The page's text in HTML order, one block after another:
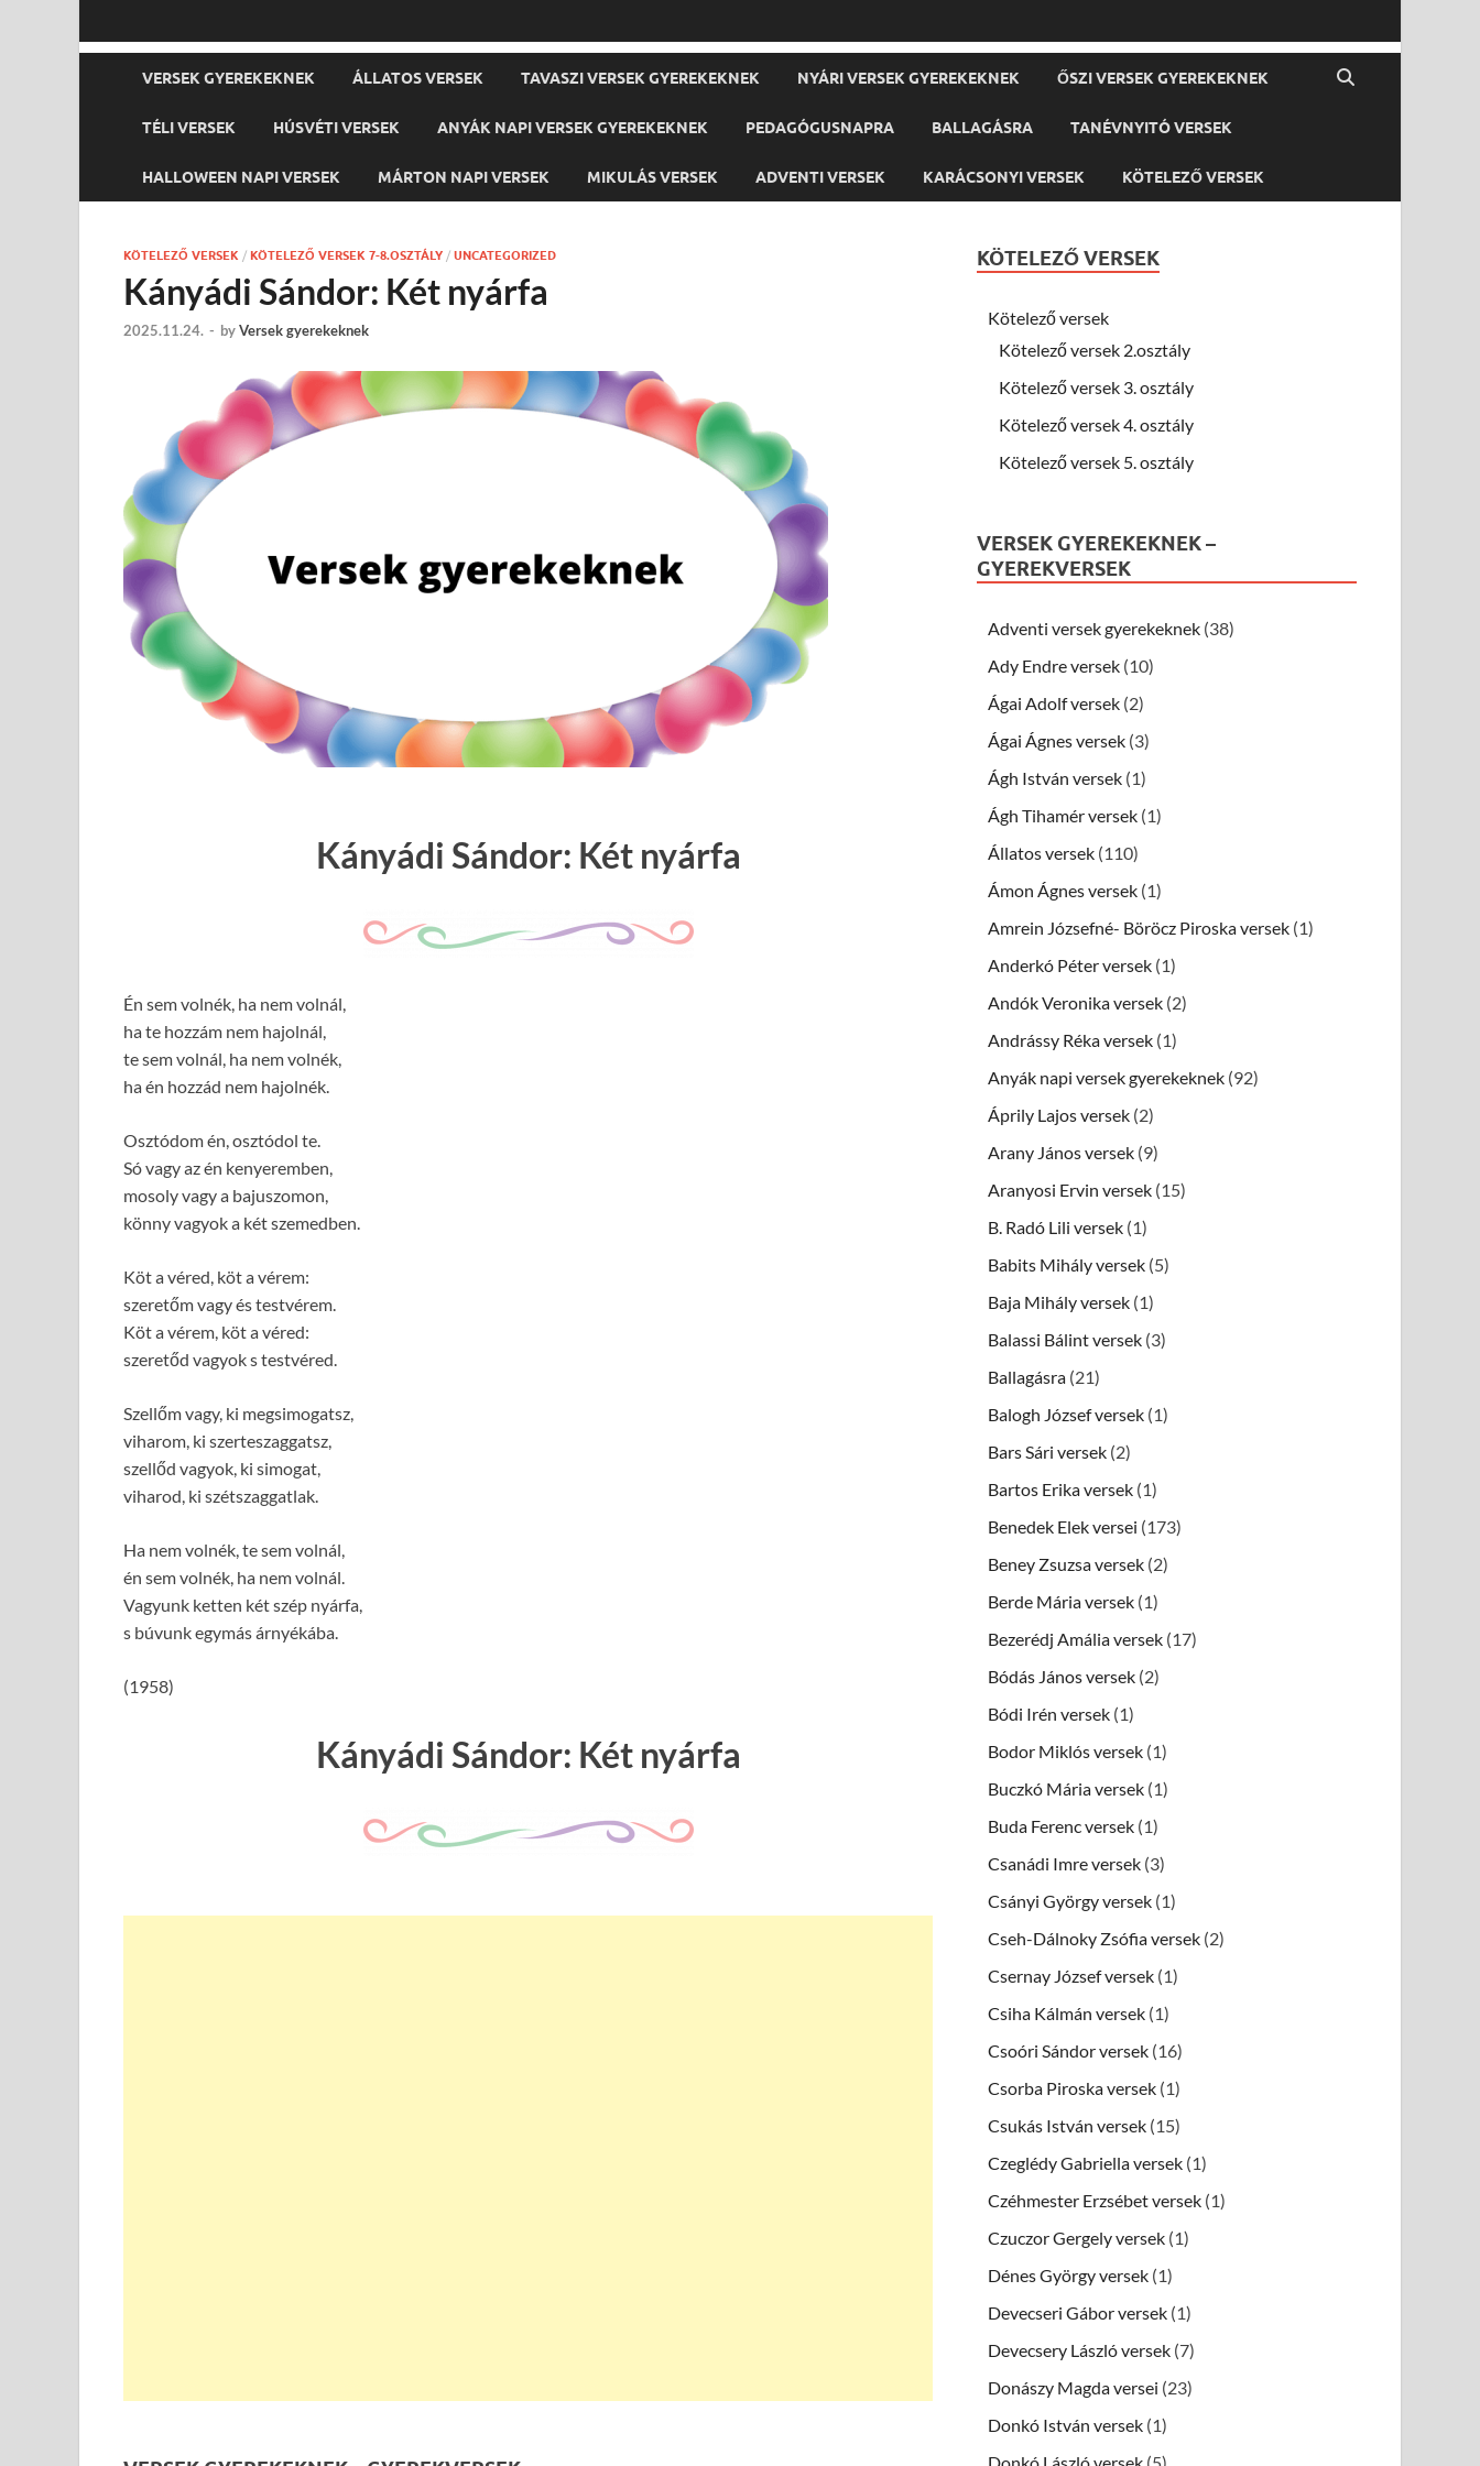
VERSEK GYEREKEKNEK ÁLLATOS VERSEK TAVASZI VERSEK GYEREKEKNEK NYÁRI VERSEK GYEREKEKNEK ŐSZI VERSEK GYEREKEKNEK
TÉLI VERSEK HÚSVÉTI VERSEK ANYÁK NAPI VERSEK GYEREKEKNEK PEDAGÓGUSNAPRA BALLAGÁSRA TANÉVNYITÓ VERSEK
HALLOWEEN NAPI VERSEK MÁRTON NAPI VERSEK MIKULÁS VERSEK ADVENTI VERSEK KARÁCSONYI VERSEK KÖTELEZŐ VERSEK
KÖTELEZŐ VERSEK / KÖTELEZŐ VERSEK 7-8.OSZTÁLY / UNCATEGORIZED
Kányádi Sándor: Két nyárfa
2025.11.24. - byVersek gyerekeknek
Kányádi Sándor: Két nyárfa
Én sem volnék, ha nem volnál,
ha te hozzám nem hajolnál,
te sem volnál, ha nem volnék,
ha én hozzád nem hajolnék.
Osztódom én, osztódol te.
Só vagy az én kenyeremben,
mosoly vagy a bajuszomon,
könny vagyok a két szemedben.
Köt a véred, köt a vérem:
szeretőm vagy és testvérem.
Köt a vérem, köt a véred:
szeretőd vagyok s testvéred.
Szellőm vagy, ki megsimogatsz,
viharom, ki szerteszaggatsz,
szellőd vagyok, ki simogat,
viharod, ki szétszaggatlak.
Ha nem volnék, te sem volnál,
én sem volnék, ha nem volnál.
Vagyunk ketten két szép nyárfa,
s búvunk egymás árnyékába.
(1958)
Kányádi Sándor: Két nyárfa
KÖTELEZŐ VERSEK
Kötelező versek
Kötelező versek 2.osztály
Kötelező versek 3. osztály
Kötelező versek 4. osztály
Kötelező versek 5. osztály
VERSEK GYEREKEKNEK –
GYEREKVERSEK
Adventi versek gyerekeknek (38)
Ady Endre versek (10)
Ágai Adolf versek (2)
Ágai Ágnes versek (3)
Ágh István versek (1)
Ágh Tihamér versek (1)
Állatos versek (110)
Ámon Ágnes versek (1)
Amrein Józsefné- Böröcz Piroska versek (1)
Anderkó Péter versek (1)
Andók Veronika versek (2)
Andrássy Réka versek (1)
Anyák napi versek gyerekeknek (92)
Áprily Lajos versek (2)
Arany János versek (9)
Aranyosi Ervin versek (15)
B. Radó Lili versek (1)
Babits Mihály versek (5)
Baja Mihály versek (1)
Balassi Bálint versek (3)
Ballagásra (21)
Balogh József versek (1)
Bars Sári versek (2)
Bartos Erika versek (1)
Benedek Elek versei (173)
Beney Zsuzsa versek (2)
Berde Mária versek (1)
Bezerédj Amália versek (17)
Bódás János versek (2)
Bódi Irén versek (1)
Bodor Miklós versek (1)
Buczkó Mária versek (1)
Buda Ferenc versek (1)
Csanádi Imre versek (3)
Csányi György versek (1)
Cseh-Dálnoky Zsófia versek (2)
Csernay József versek (1)
Csiha Kálmán versek (1)
Csoóri Sándor versek (16)
Csorba Piroska versek (1)
Csukás István versek (15)
Czeglédy Gabriella versek (1)
Czéhmester Erzsébet versek (1)
Czuczor Gergely versek (1)
Dénes György versek (1)
Devecseri Gábor versek (1)
Devecsery László versek (7)
Donászy Magda versei (23)
Donkó István versek (1)